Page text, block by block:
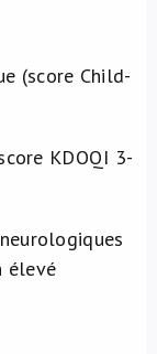
(score Child-
KDOQI 3-
élevé